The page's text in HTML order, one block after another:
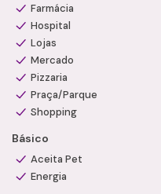
Valor de Venda: R$
Condomínio: R$ 545,00
Água e gás cobrados
Imóvel atualmente
Observações:
Valores e condições
prévio.
Consulte
nossos consultores.
Agende uma visita com um
Farmácia
Hospital
Lojas
Mercado
Pizzaria
Praça/Parque
Shopping
Básico
Aceita Pet
Energia